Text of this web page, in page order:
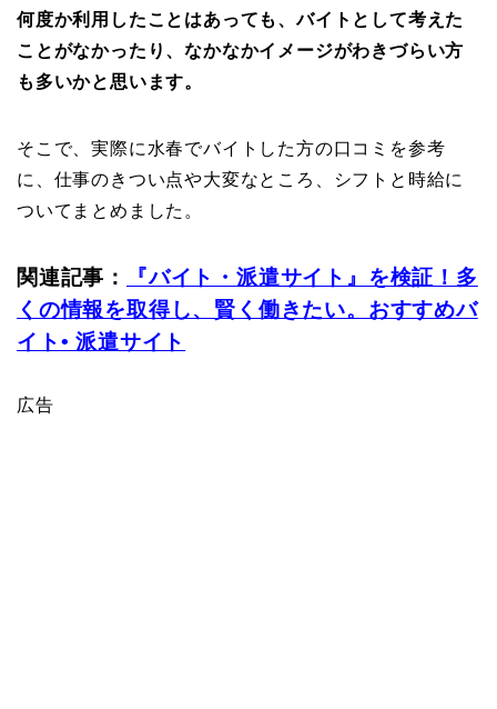
何度か利用したことはあっても、バイトとして考えた
ことがなかったり、なかなかイメージがわきづらい方
も多いかと思います。
そこで、実際に水春でバイトした方の口コミを参考
に、仕事のきつい点や大変なところ、シフトと時給に
ついてまとめました。
関連記事：
『バイト・派遣サイト』を検証！多
くの情報を取得し、賢く働きたい。おすすめバ
イト• 派遣サイト
広告